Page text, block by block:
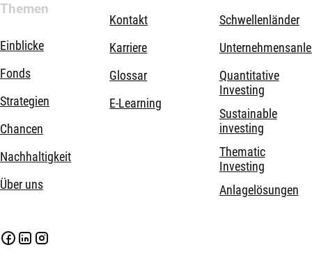
Themen
Einblicke
Fonds
Strategien
Chancen
Nachhaltigkeit
Über uns
Kontakt
Karriere
Glossar
E-Learning
Schwellenländer
Quantitative
Investing
Sustainable
investing
Thematic
Investing
Anlagelösungen